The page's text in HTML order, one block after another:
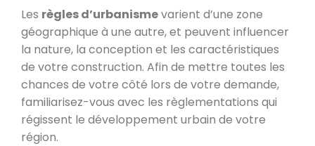
Les règles d’urbanismevarient d’une zone
géographique à une autre, et peuvent influencer
la nature, la conception et les caractéristiques
de votre construction. Afin de mettre toutes les
chances de votre côté lors de votre demande,
familiarisez-vous avec les règlementations qui
régissent le développement urbain de votre
région.